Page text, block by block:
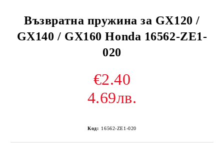
Възвратна пружина за GX120 /
GX140 / GX160 Honda 16562-ZE1-
020
€2.40
4.69лв.
Код: 16562-ZE1-020